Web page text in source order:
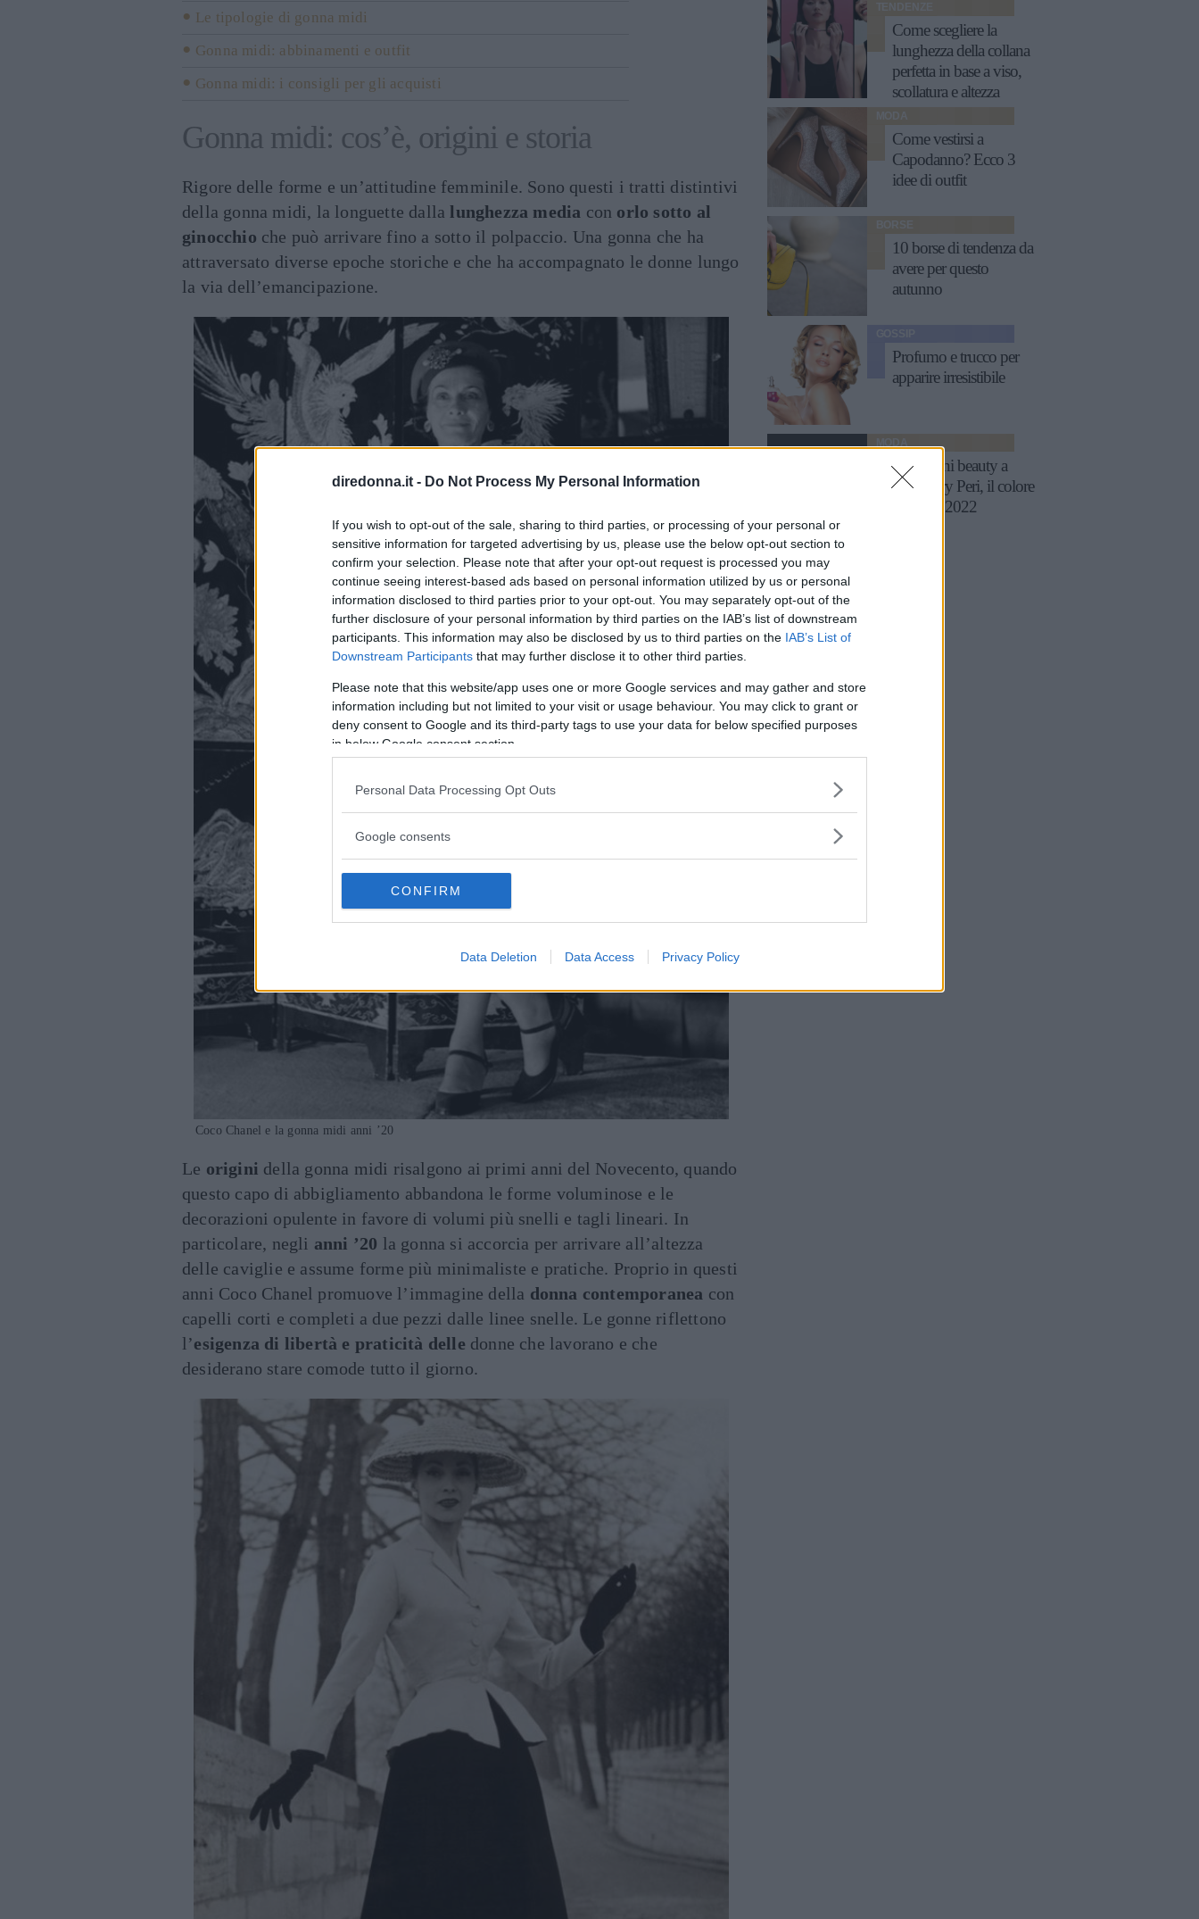
diredonna.it - Do Not Process My Personal Information
If you wish to opt-out of the sale, sharing to third parties, or processing of your personal or
sensitive information for targeted advertising by us, please use the below opt-out section to
confirm your selection. Please note that after your opt-out request is processed you may
continue seeing interest-based ads based on personal information utilized by us or personal
information disclosed to third parties prior to your opt-out. You may separately opt-out of the
further disclosure of your personal information by third parties on the IAB’s list of downstream
participants. This information may also be disclosed by us to third parties on the IAB’s List of
Downstream Participants that may further disclose it to other third parties.
Please note that this website/app uses one or more Google services and may gather and store
information including but not limited to your visit or usage behaviour. You may click to grant or
deny consent to Google and its third-party tags to use your data for below specified purposes
in below Google consent section.
Personal Data Processing Opt Outs
Google consents
CONFIRM
Data Deletion Data Access Privacy Policy
Le tipologie di gonna midi
Gonna midi: abbinamenti e outfit
Gonna midi: i consigli per gli acquisti
Gonna midi: cos’è, origini e storia
Rigore delle forme e un’attitudine femminile. Sono questi i tratti distintivi
della gonna midi, la longuette dalla lunghezza media con orlo sotto al
ginocchio che può arrivare fino a sotto il polpaccio. Una gonna che ha
attraversato diverse epoche storiche e che ha accompagnato le donne lungo
la via dell’emancipazione.
Coco Chanel e la gonna midi anni ’20
Le origini della gonna midi risalgono ai primi anni del Novecento, quando
questo capo di abbigliamento abbandona le forme voluminose e le
decorazioni opulente in favore di volumi più snelli e tagli lineari. In
particolare, negli anni ’20 la gonna si accorcia per arrivare all’altezza
delle caviglie e assume forme più minimaliste e pratiche. Proprio in questi
anni Coco Chanel promuove l’immagine della donna contemporanea con
capelli corti e completi a due pezzi dalle linee snelle. Le gonne riflettono
l’esigenza di libertà e praticità delle donne che lavorano e che
desiderano stare comode tutto il giorno.
TENDENZE
Come scegliere la
lunghezza della collana
perfetta in base a viso,
scollatura e altezza
MODA
Come vestirsi a
Capodanno? Ecco 3
idee di outfit
BORSE
10 borse di tendenza da
avere per questo
autunno
Profumo e trucco per
apparire irresistibile
MODA
Ispirazioni beauty a
tema Very Peri, il colore
Pantone 2022